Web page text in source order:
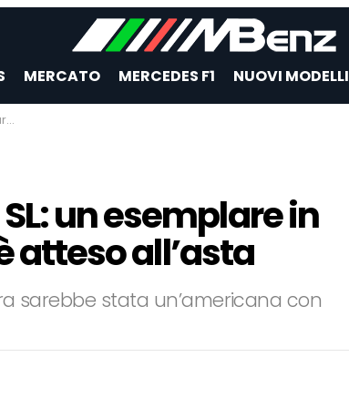
MERCATO MERCEDES F1 NUOVI MODELLI
un esemplare in
atteso all’asta
sarebbe stata un’americana con